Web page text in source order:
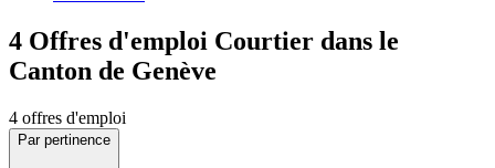
4 Offres d'emploi Courtier dans le
Canton de Genève
4 offres d'emploi
Par pertinence